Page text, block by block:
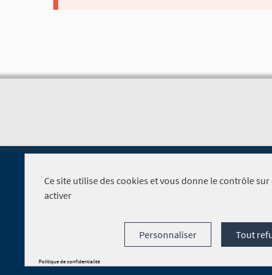
Foire aux questions
Ce site utilise des cookies et vous donne le contrôle
activer
Tout
Personnaliser
Politique de confidentialité